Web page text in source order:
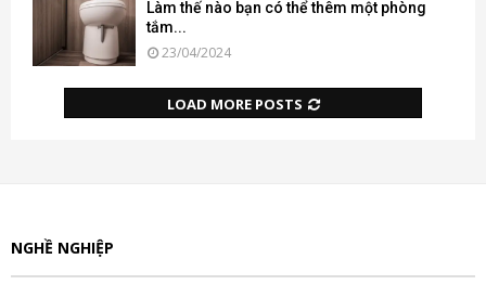
Làm thế nào bạn có thể thêm một phòng
tắm...
23/04/2024
LOAD MORE POSTS
NGHỀ NGHIỆP